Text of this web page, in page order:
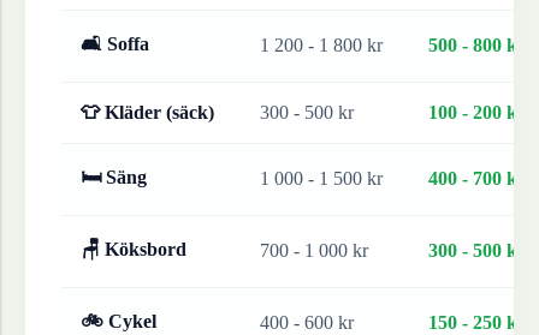
🛋 Soffa 1 200 - 1 800 kr 500 - 800 kr
👕 Kläder (säck) 300 - 500 kr 100 - 200 kr
🛏 Säng 1 000 - 1 500 kr 400 - 700 kr
🪑 Köksbord 700 - 1 000 kr 300 - 500 kr
🚲 Cykel 400 - 600 kr 150 - 250 kr